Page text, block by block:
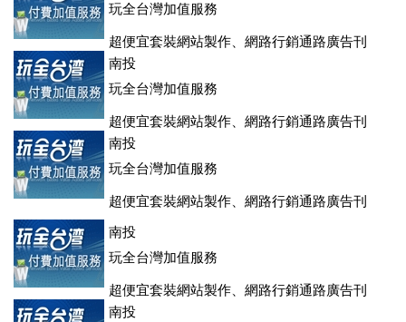
玩全台灣加值服務
超便宜套裝網站製作、網路行銷通路廣告刊
登、訂房系統、客房委託旅行社銷售，全面優惠中....
南投
玩全台灣加值服務
超便宜套裝網站製作、網路行銷通路廣告刊
登、訂房系統、客房委託旅行社銷售，全面優惠中....
南投
玩全台灣加值服務
超便宜套裝網站製作、網路行銷通路廣告刊
登、訂房系統、客房委託旅行社銷售，全面優惠中....
南投
玩全台灣加值服務
超便宜套裝網站製作、網路行銷通路廣告刊
登、訂房系統、客房委託旅行社銷售，全面優惠中....
南投